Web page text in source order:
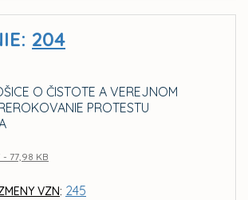
204
O ČISTOTE A VEREJNOM
PROTESTU
- 77,98 KB
VZN: 245